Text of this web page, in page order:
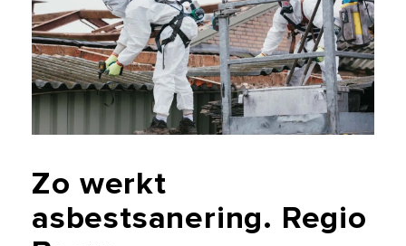
Zo werkt
asbestsanering. Regio